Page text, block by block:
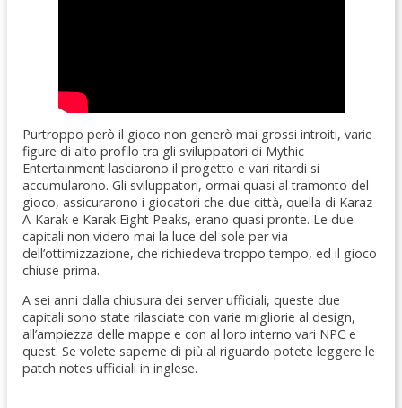
Purtroppo però il gioco non generò mai grossi introiti, varie
figure di alto profilo tra gli sviluppatori di Mythic
Entertainment lasciarono il progetto e vari ritardi si
accumularono. Gli sviluppatori, ormai quasi al tramonto del
gioco, assicurarono i giocatori che due città, quella di Karaz-
A-Karak e Karak Eight Peaks, erano quasi pronte. Le due
capitali non videro mai la luce del sole per via
dell’ottimizzazione, che richiedeva troppo tempo, ed il gioco
chiuse prima.
A sei anni dalla chiusura dei server ufficiali, queste due
capitali sono state rilasciate con varie migliorie al design,
all’ampiezza delle mappe e con al loro interno vari NPC e
quest. Se volete saperne di più al riguardo potete leggere le
patch notes ufficiali in inglese.